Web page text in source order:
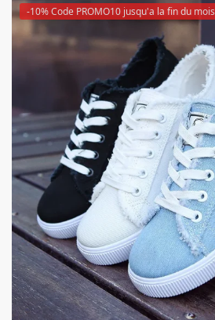
-10% Code PROMO10 jusqu'a la fin du mois